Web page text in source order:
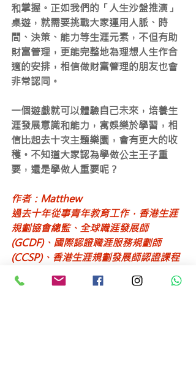
和掌握。正如我們的「人生沙盤推演」
桌遊，就需要挑戰大家運用人脈、時
間、決策、能力等生涯元素，不但有助
財富管理，更能完整地為理想人生作合
適的安排，相信做財富管理的朋友也會
非常認同。
一個遊戲就可以體驗自己未來，培養生
涯發展意識和能力，寓娛樂於學習，相
信比起去十次主題樂園，會有更大的收
穫。不知道大家認為學做公主王子重
要，還是學做人重要呢？
作者：Matthew
過去十年從事青年教育工作，香港生涯
規劃協會總監、全球職涯發展師
(GCDF)、國際認證職涯服務規劃師
(CCSP)、香港生涯規劃發展師認證課程
原文連結：https://bit.ly/3D3GREX